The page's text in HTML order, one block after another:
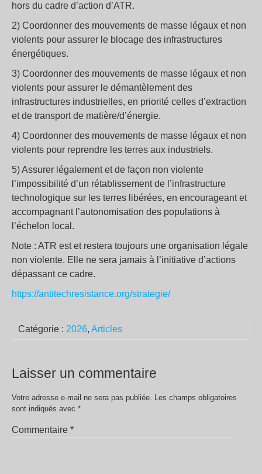
hors du cadre d’action d’ATR.
2) Coordonner des mouvements de masse légaux et non
violents pour assurer le blocage des infrastructures
énergétiques.
3) Coordonner des mouvements de masse légaux et non
violents pour assurer le démantèlement des
infrastructures industrielles, en priorité celles d’extraction
et de transport de matière/d’énergie.
4) Coordonner des mouvements de masse légaux et non
violents pour reprendre les terres aux industriels.
5) Assurer légalement et de façon non violente
l’impossibilité d’un rétablissement de l’infrastructure
technologique sur les terres libérées, en encourageant et
accompagnant l’autonomisation des populations à
l’échelon local.
Note : ATR est et restera toujours une organisation légale
non violente. Elle ne sera jamais à l’initiative d’actions
dépassant ce cadre.
https://antitechresistance.org/strategie/
Catégorie : 2026, Articles
Laisser un commentaire
Votre adresse e-mail ne sera pas publiée. Les champs obligatoires
sont indiqués avec *
Commentaire *